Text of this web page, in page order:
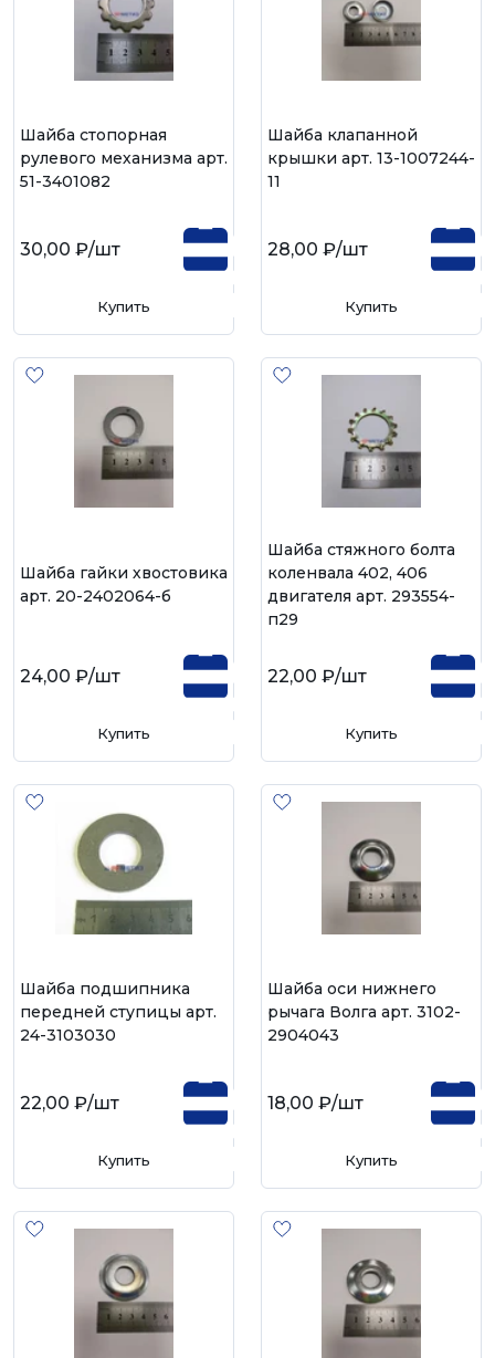
Шайба стопорная
рулевого механизма арт.
51-3401082
30,00 ₽/шт
Купить
Шайба клапанной
крышки арт. 13-1007244-
11
28,00 ₽/шт
Купить
Шайба гайки хвостовика
арт. 20-2402064-б
24,00 ₽/шт
Купить
Шайба стяжного болта
коленвала 402, 406
двигателя арт. 293554-
п29
22,00 ₽/шт
Купить
Шайба подшипника
передней ступицы арт.
24-3103030
22,00 ₽/шт
Купить
Шайба оси нижнего
рычага Волга арт. 3102-
2904043
18,00 ₽/шт
Купить